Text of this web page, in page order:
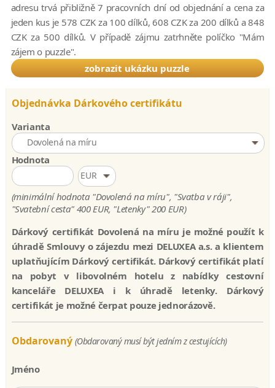
adresu trvá přibližně 7 pracovních dní od objednání a cena za
jeden kus je 578 CZK za 100 dílků, 608 CZK za 200 dílků a 848
CZK za 500 dílků. V případě zájmu zatrhněte políčko "Mám
zájem o puzzle".
zobrazit ukázku puzzle
Objednávka Dárkového certifikátu
Varianta
Dovolená na míru
Hodnota
EUR
(minimální hodnota "Dovolená na míru", "Svatba v ráji",
"Svatební cesta" 400 EUR, "Letenky"200 EUR)
Dárkový certifikát Dovolená na míru je možné použít k
úhradě Smlouvy o zájezdu mezi DELUXEA a.s. a klientem
uplatňujícím Dárkový certifikát. Dárkový certifikát platí
na pobyt v libovolném hotelu z nabídky cestovní
kanceláře DELUXEA i k úhradě letenky. Dárkový
certifikát je možné čerpat pouze jednorázově.
Obdarovaný (Obdarovaný musí být jedním z cestujících)
Jméno